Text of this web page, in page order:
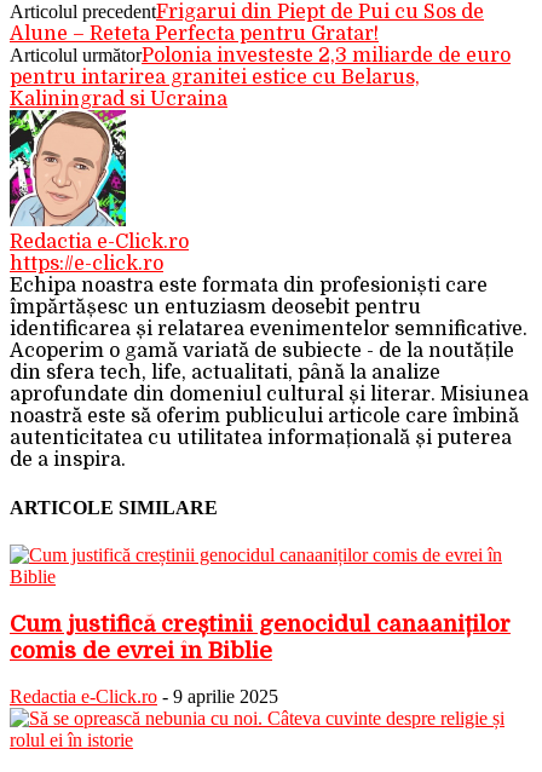
Articolul precedentFrigarui din Piept de Pui cu Sos de
Alune – Reteta Perfecta pentru Gratar!
Articolul următorPolonia investeste 2,3 miliarde de euro
pentru intarirea granitei estice cu Belarus,
Kaliningrad si Ucraina
Redactia e-Click.ro
https://e-click.ro
Echipa noastra este formata din profesioniști care
împărtășesc un entuziasm deosebit pentru
identificarea și relatarea evenimentelor semnificative.
Acoperim o gamă variată de subiecte - de la noutățile
din sfera tech, life, actualitati, până la analize
aprofundate din domeniul cultural și literar. Misiunea
noastră este să oferim publicului articole care îmbină
autenticitatea cu utilitatea informațională și puterea
de a inspira.
ARTICOLE SIMILARE
Cum justifică creștinii genocidul canaaniților
comis de evrei în Biblie
Redactia e-Click.ro - 9 aprilie 2025